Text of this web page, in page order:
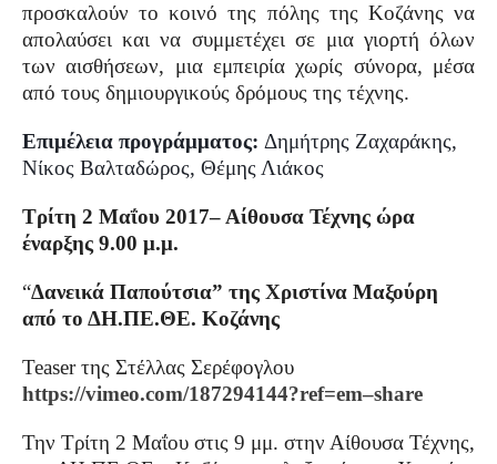
προσκαλούν το κοινό της πόλης της Κοζάνης να
απολαύσει και να συμμετέχει σε μια γιορτή όλων
των αισθήσεων, μια εμπειρία χωρίς σύνορα, μέσα
από τους δημιουργικούς δρόμους της τέχνης.
Επιμέλεια προγράμματος: Δημήτρης Ζαχαράκης,
Νίκος Βαλταδώρος, Θέμης Λιάκος
Τρίτη 2 Μαΐου 2017– Αίθουσα Τέχνης ώρα
έναρξης 9.00 μ.μ.
“Δανεικά Παπούτσια” της Χριστίνα Μαξούρη
από το ΔΗ.ΠΕ.ΘΕ. Κοζάνης
Teaserτης Στέλλας Σερέφογλου
https://vimeo.com/187294144?ref=em–share
Την Τρίτη 2 Μαΐου στις 9 μμ. στην Αίθουσα Τέχνης,